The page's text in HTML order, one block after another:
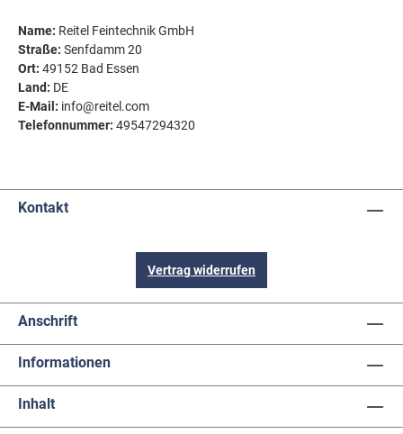
Name: Reitel Feintechnik GmbH
Straße: Senfdamm 20
Ort: 49152 Bad Essen
Land: DE
E-Mail: info@reitel.com
Telefonnummer: 49547294320
Kontakt
Vertrag widerrufen
Anschrift
Informationen
Inhalt